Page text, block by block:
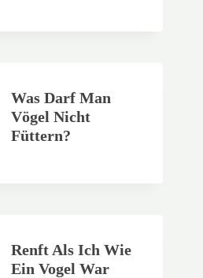
Was Darf Man
Vögel Nicht
Füttern?
Renft Als Ich Wie
Ein Vogel War